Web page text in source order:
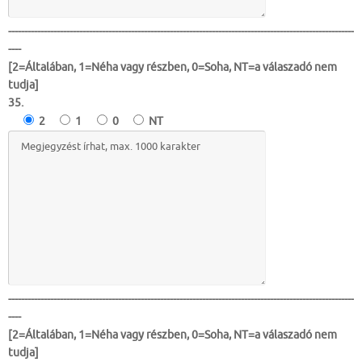
-----------------------------------------------------------------------------------------------------------
----
[2=Általában, 1=Néha vagy részben, 0=Soha, NT=a válaszadó nem
tudja]
35.
2
1 0 NT
-----------------------------------------------------------------------------------------------------------
----
[2=Általában, 1=Néha vagy részben, 0=Soha, NT=a válaszadó nem
tudja]